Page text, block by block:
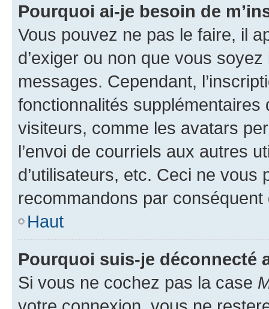
Pourquoi ai-je besoin de
Vous pouvez ne pas le faire, il
d’exiger ou non que vous
messages. Cependant,
fonctionnalités
visiteurs, comme les avatars
l’envoi de courriels aux autres
d’utilisateurs, etc. Ceci ne vous
recommandons par conséquent
Haut
Pourquoi suis-je déconnecté
Si vous ne cochez pas la case